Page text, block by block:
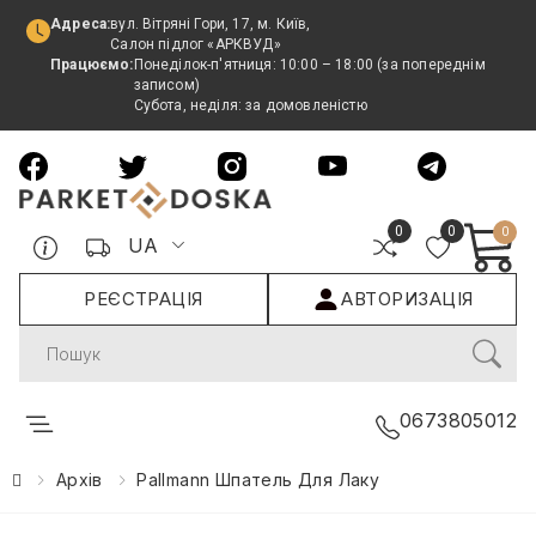
Адреса:вул. Вітряні Гори, 17, м. Київ,
Салон підлог «АРКВУД»
Працюємо: Понеділок-п'ятниця: 10:00 – 18:00 (за попереднім
записом)
Субота, неділя: за домовленістю
UA
0 0 0
РЕЄСТРАЦІЯ АВТОРИЗАЦІЯ
Search
0673805012
Архів Pallmann Шпатель Для Лаку